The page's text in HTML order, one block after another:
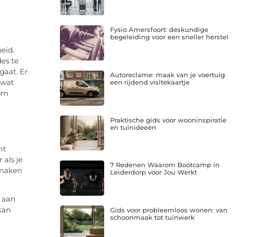
te
Er
als je
Fysio Amersfoort: deskundige
begeleiding voor een sneller herstel
Autoreclame: maak van je voertuig
een rijdend visitekaartje
Praktische gids voor wooninspiratie
en tuinideeën
7 Redenen Waarom Bootcamp in
Leiderdorp voor Jou Werkt
Gids voor probleemloos wonen: van
schoonmaak tot tuinwerk